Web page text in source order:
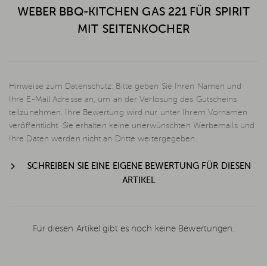
WEBER BBQ-KITCHEN GAS 221 FÜR SPIRIT
MIT SEITENKOCHER
Hinweise zum Datenschutz: Bitte geben Sie Ihren Namen und
Ihre E-Mail Adresse an, um an der Verlosung des Gutscheins
teilzunehmen. Ihre Bewertung wird nur unter Ihrem Vornamen
veröffentlicht. Sie erhalten keine unerwünschten Werbemails und
Ihre Daten werden nicht an Dritte weitergegeben.
SCHREIBEN SIE EINE EIGENE BEWERTUNG FÜR DIESEN
ARTIKEL
Für diesen Artikel gibt es noch keine Bewertungen.